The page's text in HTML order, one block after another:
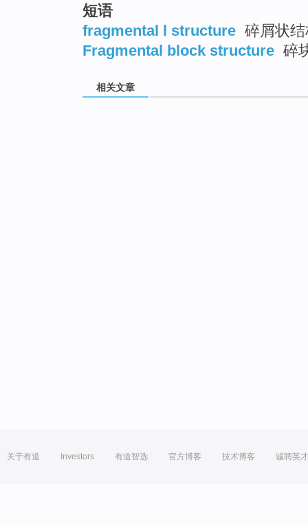
短语
fragmental l structure 碎屑状
Fragmental block structure 碎
相关文章
关于有道 Investors 有道智选 官方博客 技术博客 诚聘英才